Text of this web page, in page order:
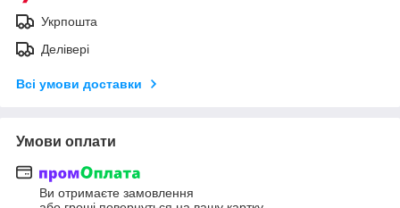
Укрпошта
Делівері
Всі умови доставки
Умови оплати
Ви отримаєте замовлення